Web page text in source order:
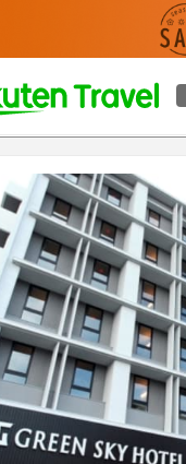
& 숙박 상품이용 후기 편